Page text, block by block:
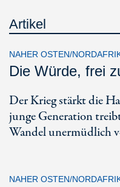
Artikel
NAHER OSTEN/
Die Würde, frei
Der Krieg stärkt die
junge Generation
Wandel unermüdlich
NAHER OSTEN/